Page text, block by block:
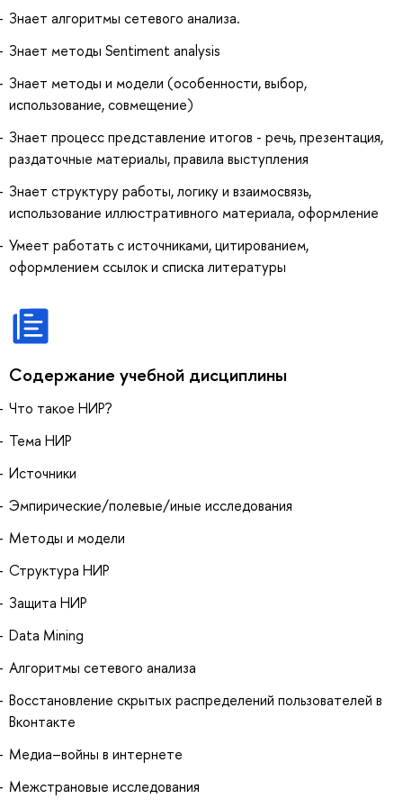
Знает алгоритмы сетевого анализа.
Знает методы Sentiment analysis
Знает методы и модели (особенности, выбор,
использование, совмещение)
Знает процесс представление итогов - речь, презентация,
раздаточные материалы, правила выступления
Знает структуру работы, логику и взаимосвязь,
использование иллюстративного материала, оформление
Умеет работать с источниками, цитированием,
оформлением ссылок и списка литературы
Содержание учебной дисциплины
Что такое НИР?
Тема НИР
Источники
Эмпирические/полевые/иные исследования
Методы и модели
Структура НИР
Защита НИР
Data Mining
Алгоритмы сетевого анализа
Восстановление скрытых распределений пользователей в
Вконтакте
Медиа–войны в интернете
Межстрановые исследования